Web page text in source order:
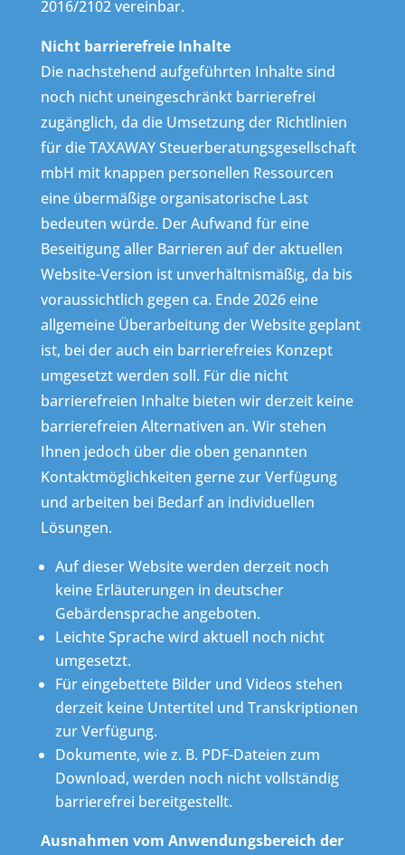
2016/2102 vereinbar.
Nicht barrierefreie Inhalte
Die nachstehend aufgeführten Inhalte sind
noch nicht uneingeschränkt barrierefrei
zugänglich, da die Umsetzung der Richtlinien
für die TAXAWAY Steuerberatungsgesellschaft
mbH mit knappen personellen Ressourcen
eine übermäßige organisatorische Last
bedeuten würde. Der Aufwand für eine
Beseitigung aller Barrieren auf der aktuellen
Website-Version ist unverhältnismäßig, da bis
voraussichtlich gegen ca. Ende 2026 eine
allgemeine Überarbeitung der Website geplant
ist, bei der auch ein barrierefreies Konzept
umgesetzt werden soll. Für die nicht
barrierefreien Inhalte bieten wir derzeit keine
barrierefreien Alternativen an. Wir stehen
Ihnen jedoch über die oben genannten
Kontaktmöglichkeiten gerne zur Verfügung
und arbeiten bei Bedarf an individuellen
Lösungen.
Auf dieser Website werden derzeit noch
keine Erläuterungen in deutscher
Gebärdensprache angeboten.
Leichte Sprache wird aktuell noch nicht
umgesetzt.
Für eingebettete Bilder und Videos stehen
derzeit keine Untertitel und Transkriptionen
zur Verfügung.
Dokumente, wie z. B. PDF-Dateien zum
Download, werden noch nicht vollständig
barrierefrei bereitgestellt.
Ausnahmen vom Anwendungsbereich der